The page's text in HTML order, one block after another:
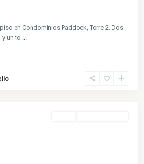
en Condominios Paddock, Torre 2. Dos
y un to ...